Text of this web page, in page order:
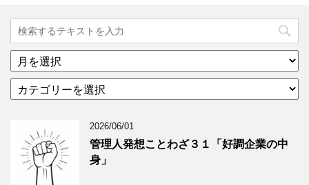
ア
ー
イ
テ
ー
2026/06/01
管理人発想ことわざ３１「好調企業の中
身」